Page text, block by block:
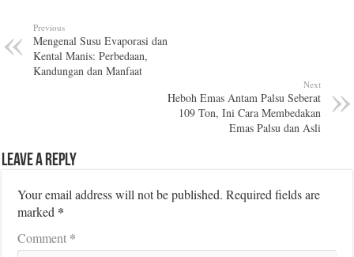
Previous
Mengenal Susu Evaporasi dan
Kental Manis: Perbedaan,
Kandungan dan Manfaat
Next
Heboh Emas Antam Palsu Seberat
109 Ton, Ini Cara Membedakan
Emas Palsu dan Asli
Leave a Reply
Your email address will not be published. Required fields are
marked *
Comment *